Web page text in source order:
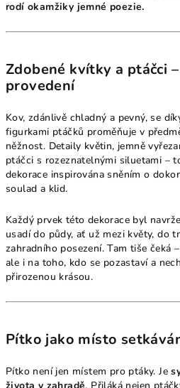
rodí okamžiky jemné poezie.
Zdobené kvítky a ptáčci
provedení
Kov, zdánlivě chladný a pevný, se
figurkami ptáčků proměňuje v
něžnost. Detaily květin, jemně
ptáčci s rozeznatelnými siluetami –
dekorace inspirována sněním o
soulad a klid.
Každý prvek této dekorace byl
usadí do půdy, ať už mezi květy, do
zahradního posezení. Tam tiše čeká
ale i na toho, kdo se pozastaví a
přirozenou krásou.
Pítko jako místo
Pítko není jen místem pro ptáky. Je